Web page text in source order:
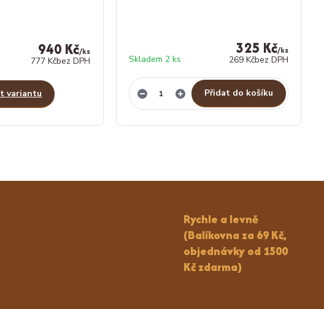
940 Kč/ks
777 Kčbez DPH
variantu
325 Kč/ks
269 Kčbez DPH
Skladem 2 ks
Přidat do košíku
Rychle a levně
(Balíkovna za 69 Kč,
objednávky od 1500
Kč zdarma)